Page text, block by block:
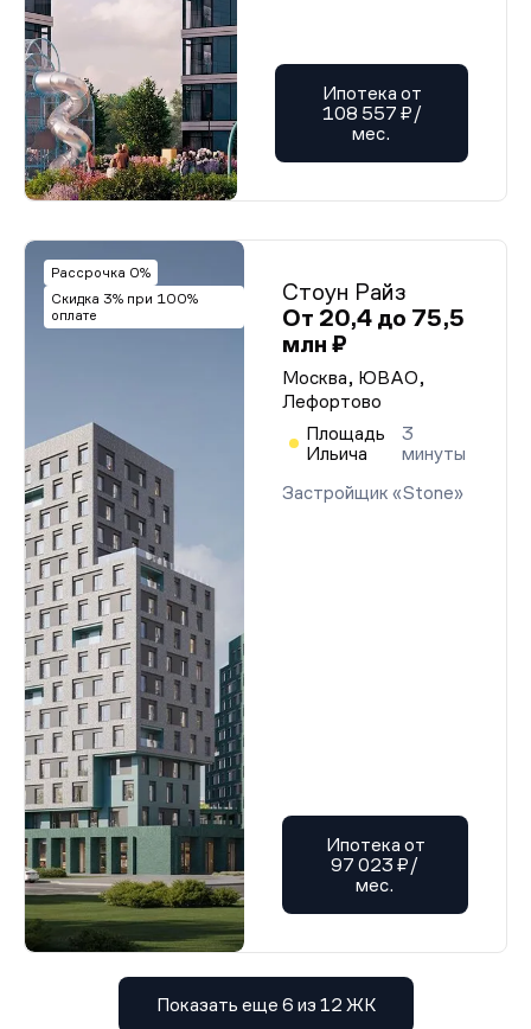
Ипотека от
108 557 ₽/
мес.
Рассрочка 0%
Скидка 3% при 100%
оплате
Стоун Райз
От 20,4 до 75,5
млн ₽
Москва, ЮВАО,
Лефортово
Площадь
Ильича
3
минуты
Застройщик «Stone»
Ипотека от
97 023 ₽/
мес.
Показать еще 6 из 12 ЖК